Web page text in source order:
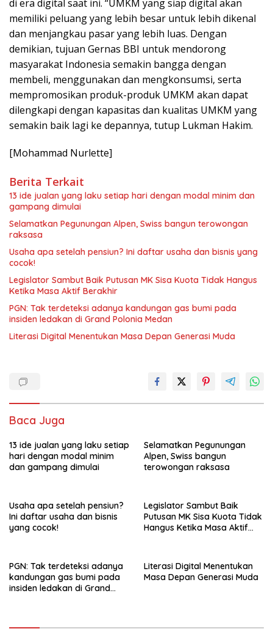
di era digital saat ini. “UMKM yang siap digital akan
memiliki peluang yang lebih besar untuk lebih dikenal
dan menjangkau pasar yang lebih luas. Dengan
demikian, tujuan Gernas BBI untuk mendorong
masyarakat Indonesia semakin bangga dengan
membeli, menggunakan dan mengkonsumsi, serta
mempromosikan produk-produk UMKM akan dapat
dilengkapi dengan kapasitas dan kualitas UMKM yang
semakin baik lagi ke depannya, tutup Lukman Hakim.
[Mohammad Nurlette]
Berita Terkait
13 ide jualan yang laku setiap hari dengan modal minim dan
gampang dimulai
Selamatkan Pegunungan Alpen, Swiss bangun terowongan
raksasa
Usaha apa setelah pensiun? Ini daftar usaha dan bisnis yang
cocok!
Legislator Sambut Baik Putusan MK Sisa Kuota Tidak Hangus
Ketika Masa Aktif Berakhir
PGN: Tak terdeteksi adanya kandungan gas bumi pada
insiden ledakan di Grand Polonia Medan
Literasi Digital Menentukan Masa Depan Generasi Muda
Baca Juga
13 ide jualan yang laku setiap
hari dengan modal minim
dan gampang dimulai
Selamatkan Pegunungan
Alpen, Swiss bangun
terowongan raksasa
Usaha apa setelah pensiun?
Ini daftar usaha dan bisnis
yang cocok!
Legislator Sambut Baik
Putusan MK Sisa Kuota Tidak
Hangus Ketika Masa Aktif
PGN: Tak terdeteksi adanya
kandungan gas bumi pada
insiden ledakan di Grand
Literasi Digital Menentukan
Masa Depan Generasi Muda